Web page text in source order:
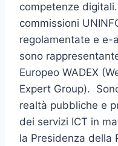
competenze
commissioni
regolamentate e e-
sono
Europeo WADEX
Expert Group).
realtà pubbliche e
dei servizi ICT in
la Presidenza della